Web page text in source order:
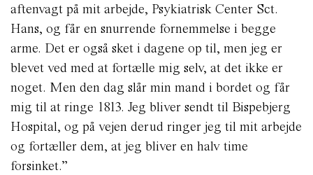
aftenvagt på mit arbejde, Psykiatrisk Center Sct.
Hans, og får en snurrende fornemmelse i begge
arme. Det er også sket i dagene op til, men jeg er
blevet ved med at fortælle mig selv, at det ikke er
noget. Men den dag slår min mand i bordet og får
mig til at ringe 1813. Jeg bliver sendt til Bispebjerg
Hospital, og på vejen derud ringer jeg til mit arbejde
og fortæller dem, at jeg bliver en halv time
forsinket.”